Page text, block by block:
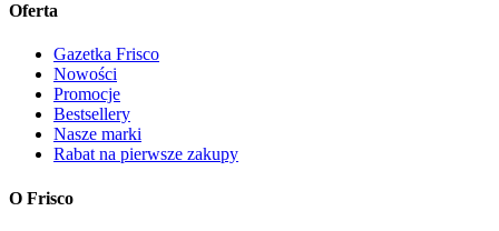
Oferta
Gazetka Frisco
Nowości
Promocje
Bestsellery
Nasze marki
Rabat na pierwsze zakupy
O Frisco